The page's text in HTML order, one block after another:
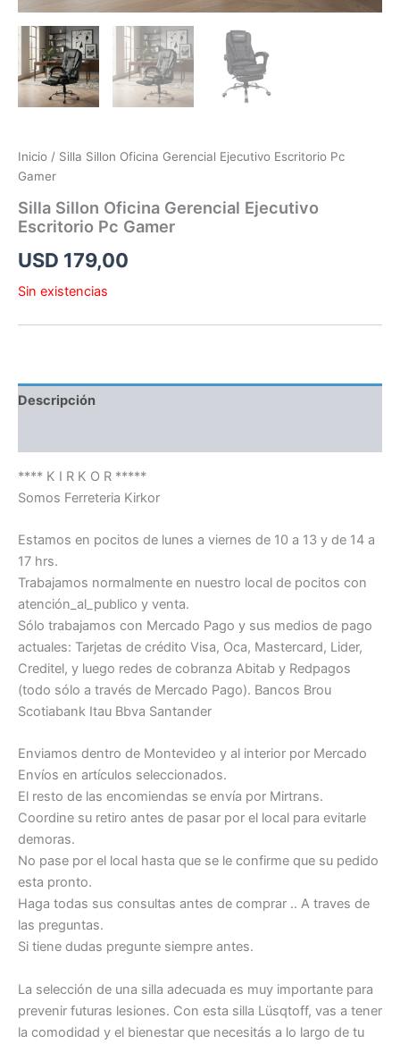
Inicio / Silla Sillon Oficina Gerencial Ejecutivo Escritorio Pc
Gamer
Silla Sillon Oficina Gerencial Ejecutivo
Escritorio Pc Gamer
USD 179,00
Sin existencias
Descripción
**** K I R K O R *****
Somos Ferreteria Kirkor
Estamos en pocitos de lunes a viernes de 10 a 13 y de 14 a
17 hrs.
Trabajamos normalmente en nuestro local de pocitos con
atención_al_publico y venta.
Sólo trabajamos con Mercado Pago y sus medios de pago
actuales: Tarjetas de crédito Visa, Oca, Mastercard, Lider,
Creditel, y luego redes de cobranza Abitab y Redpagos
(todo sólo a través de Mercado Pago). Bancos Brou
Scotiabank Itau Bbva Santander
Enviamos dentro de Montevideo y al interior por Mercado
Envíos en artículos seleccionados.
El resto de las encomiendas se envía por Mirtrans.
Coordine su retiro antes de pasar por el local para evitarle
demoras.
No pase por el local hasta que se le confirme que su pedido
esta pronto.
Haga todas sus consultas antes de comprar .. A traves de
las preguntas.
Si tiene dudas pregunte siempre antes.
La selección de una silla adecuada es muy importante para
prevenir futuras lesiones. Con esta silla Lüsqtoff, vas a tener
la comodidad y el bienestar que necesitás a lo largo de tu